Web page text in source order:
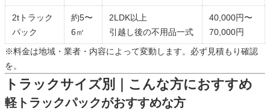
2tトラック
パック
約5〜
6㎥
2LDK以上
引越し後の不用品一式
40,000円〜
70,000円
※料金は地域・業者・内容によって変動します。必ず見積もり確認
を。
トラックサイズ別｜こんな方におすすめ
軽トラックパックがおすすめな方